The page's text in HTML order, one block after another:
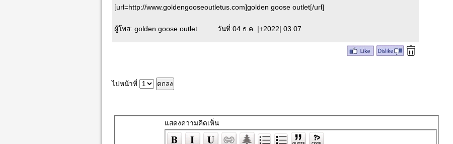
[url=http://www.goldengooseoutletus.com]golden goose outlet[/url]
ผู้โพส: golden goose outlet วันที่:04 ธ.ค. |+2022| 03:07
ไปหน้าที่
แสดงความคิดเห็น